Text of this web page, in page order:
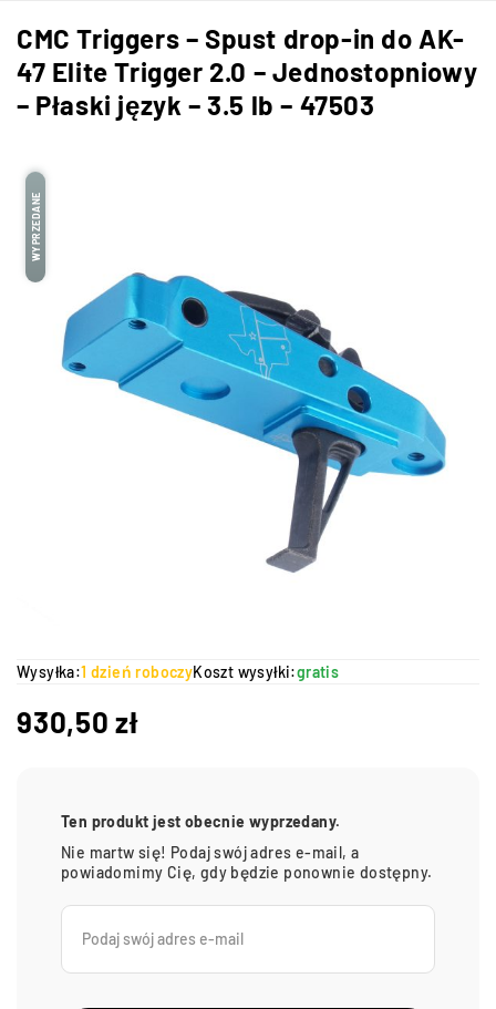
CMC Triggers – Spust drop-in do AK-
47 Elite Trigger 2.0 – Jednostopniowy
– Płaski język – 3.5 lb – 47503
WYPRZEDANE
Wysyłka:1 dzień roboczyKoszt wysyłki:gratis
930,50zł
Ten produkt jest obecnie wyprzedany.
Nie martw się! Podaj swój adres e-mail, a
powiadomimy Cię, gdy będzie ponownie dostępny.